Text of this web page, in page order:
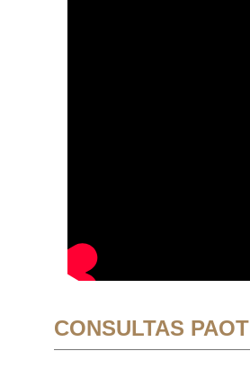
CONSULTAS PAOT